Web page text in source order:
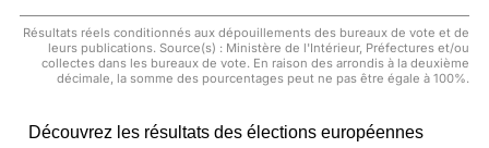
Résultats réels conditionnés aux dépouillements des bureaux de vote et de
leurs publications. Source(s) : Ministère de l'Intérieur, Préfectures et/ou
collectes dans les bureaux de vote. En raison des arrondis à la deuxième
décimale, la somme des pourcentages peut ne pas être égale à 100%.
Découvrez les résultats des élections européennes